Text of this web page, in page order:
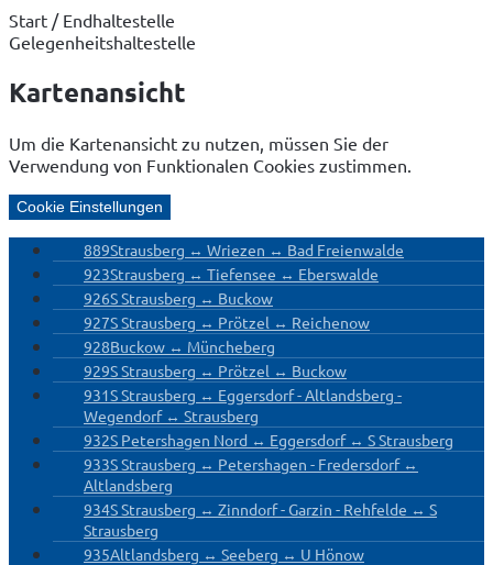
Start / Endhaltestelle
Gelegenheitshaltestelle
Kartenansicht
Um die Kartenansicht zu nutzen, müssen Sie der
Verwendung von Funktionalen Cookies zustimmen.
Cookie Einstellungen
889Strausberg ↔ Wriezen ↔ Bad Freienwalde
923Strausberg ↔ Tiefensee ↔ Eberswalde
926S Strausberg ↔ Buckow
927S Strausberg ↔ Prötzel ↔ Reichenow
928Buckow ↔ Müncheberg
929S Strausberg ↔ Prötzel ↔ Buckow
931S Strausberg ↔ Eggersdorf - Altlandsberg -
Wegendorf ↔ Strausberg
932S Petershagen Nord ↔ Eggersdorf ↔ S Strausberg
933S Strausberg ↔ Petershagen - Fredersdorf ↔
Altlandsberg
934S Strausberg ↔ Zinndorf - Garzin - Rehfelde ↔ S
Strausberg
935Altlandsberg ↔ Seeberg ↔ U Hönow